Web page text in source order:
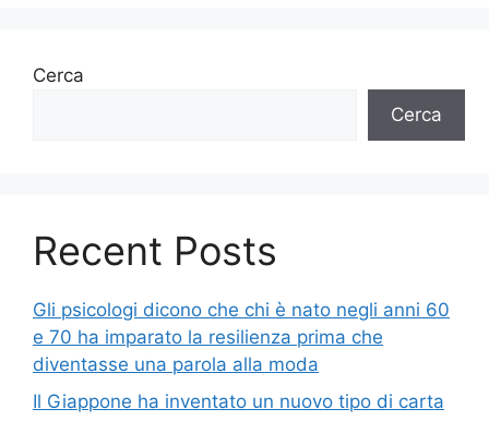
Cerca
Cerca
Recent Posts
Gli psicologi dicono che chi è nato negli anni 60
e 70 ha imparato la resilienza prima che
diventasse una parola alla moda
Il Giappone ha inventato un nuovo tipo di carta